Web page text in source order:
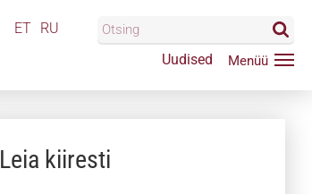
ET RU
Uudised
Leia kiiresti